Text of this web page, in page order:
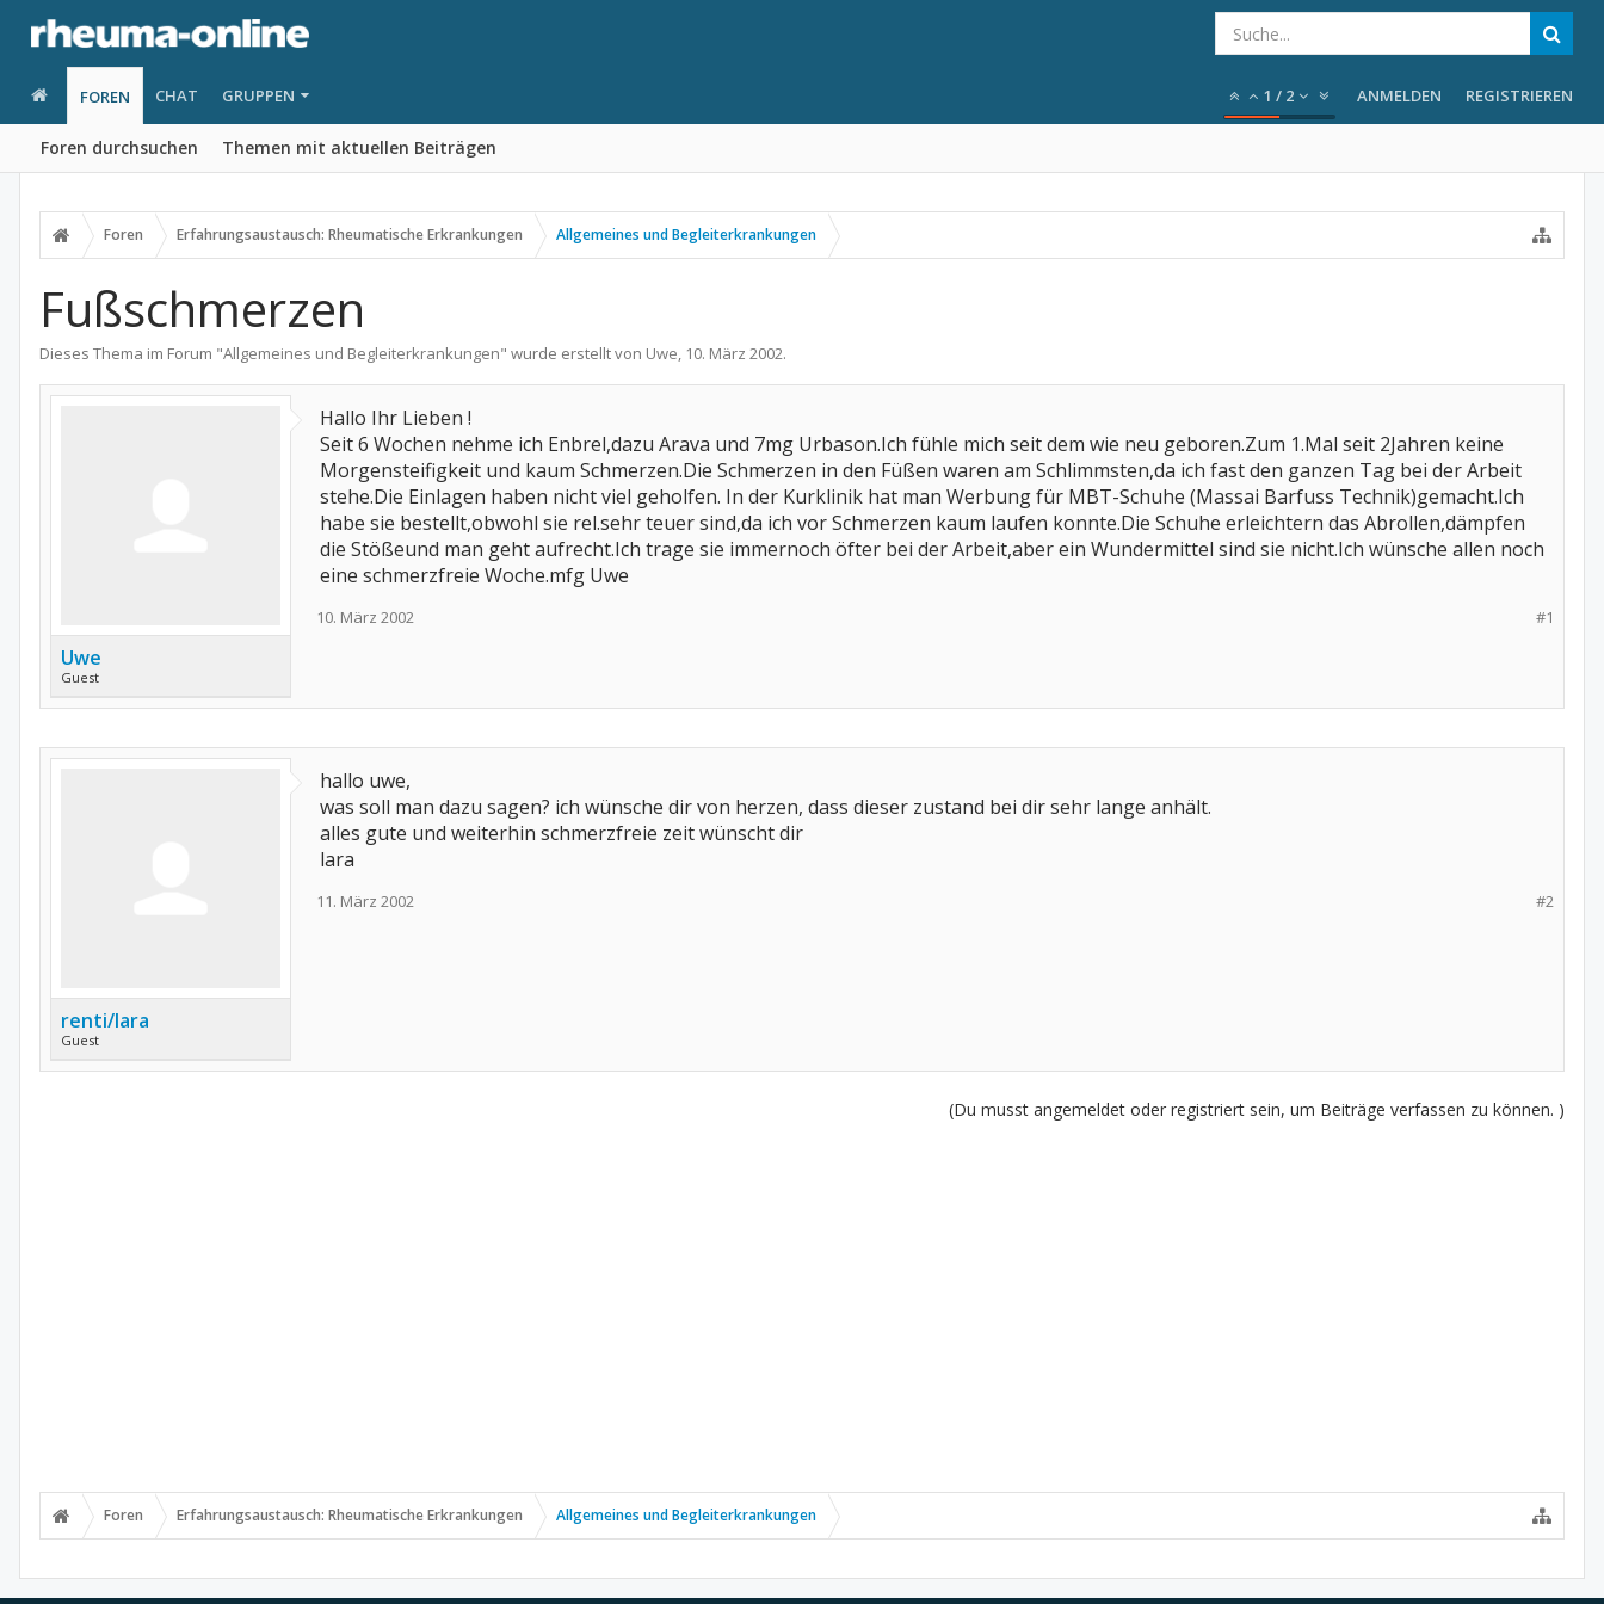
FOREN
Foren durchsuchen Themen mit aktuellen Beiträgen
CHAT GRUPPEN 1 / 2 ANMELDEN REGISTRIEREN
Foren Erfahrungsaustausch: Rheumatische Erkrankungen Allgemeines und Begleiterkrankungen
Fußschmerzen
Dieses Thema im Forum "Allgemeines und Begleiterkrankungen" wurde erstellt von Uwe, 10. März 2002.
Uwe
Guest
Hallo Ihr Lieben !
Seit 6 Wochen nehme ich Enbrel,dazu Arava und 7mg Urbason.Ich fühle mich seit dem wie neu geboren.Zum 1.Mal seit 2Jahren keine
Morgensteifigkeit und kaum Schmerzen.Die Schmerzen in den Füßen waren am Schlimmsten,da ich fast den ganzen Tag bei der Arbeit
stehe.Die Einlagen haben nicht viel geholfen. In der Kurklinik hat man Werbung für MBT-Schuhe (Massai Barfuss Technik)gemacht.Ich
habe sie bestellt,obwohl sie rel.sehr teuer sind,da ich vor Schmerzen kaum laufen konnte.Die Schuhe erleichtern das Abrollen,dämpfen
die Stößeund man geht aufrecht.Ich trage sie immernoch öfter bei der Arbeit,aber ein Wundermittel sind sie nicht.Ich wünsche allen noch
eine schmerzfreie Woche.mfg Uwe
#1
10. März 2002
renti/lara
Guest
hallo uwe,
was soll man dazu sagen? ich wünsche dir von herzen, dass dieser zustand bei dir sehr lange anhält.
alles gute und weiterhin schmerzfreie zeit wünscht dir
lara
#2
11. März 2002
(Du musst angemeldet oder registriert sein, um Beiträge verfassen zu können. )
Foren Erfahrungsaustausch: Rheumatische Erkrankungen Allgemeines und Begleiterkrankungen